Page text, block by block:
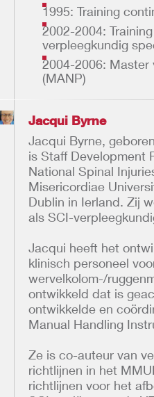
1995: Training
2002-2004:
verpleegkundig
2004-2006:
(MANP)
Jacqui Byrne
Jacqui Byrne,
is Staff Development
National Spinal
Misericordiae
Dublin in Ierland. Zij
als SCI-
Jacqui heeft het
klinisch personeel
wervelkolom-/
ontwikkeld dat is
ontwikkelde en
Manual Handling
Ze is co-auteur van
richtlijnen in het
richtlijnen voor het